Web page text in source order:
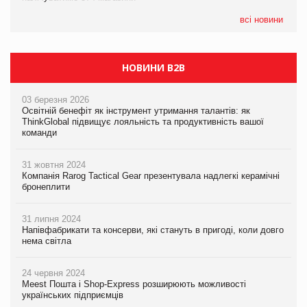
всі новини
НОВИНИ B2B
03 березня 2026
Освітній бенефіт як інструмент утримання талантів: як
ThinkGlobal підвищує лояльність та продуктивність вашої
команди
31 жовтня 2024
Компанія Rarog Tactical Gear презентувала надлегкі керамічні
бронеплити
31 липня 2024
Напівфабрикати та консерви, які стануть в пригоді, коли довго
нема світла
24 червня 2024
Meest Пошта і Shop-Express розширюють можливості
українських підприємців